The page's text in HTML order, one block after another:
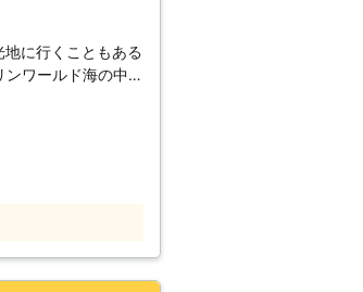
ないます。バッ
バッテリーに接続
充電するので、ジ
できますよ。
な対応力が売り
日の予定が狂って
です。 弊社
に行くこともある
かくの旅行気分が
がりだった場合、
しかし、バッテリ
たら「車のエンジ